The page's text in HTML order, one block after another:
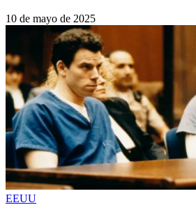
10 de mayo de 2025
EEUU